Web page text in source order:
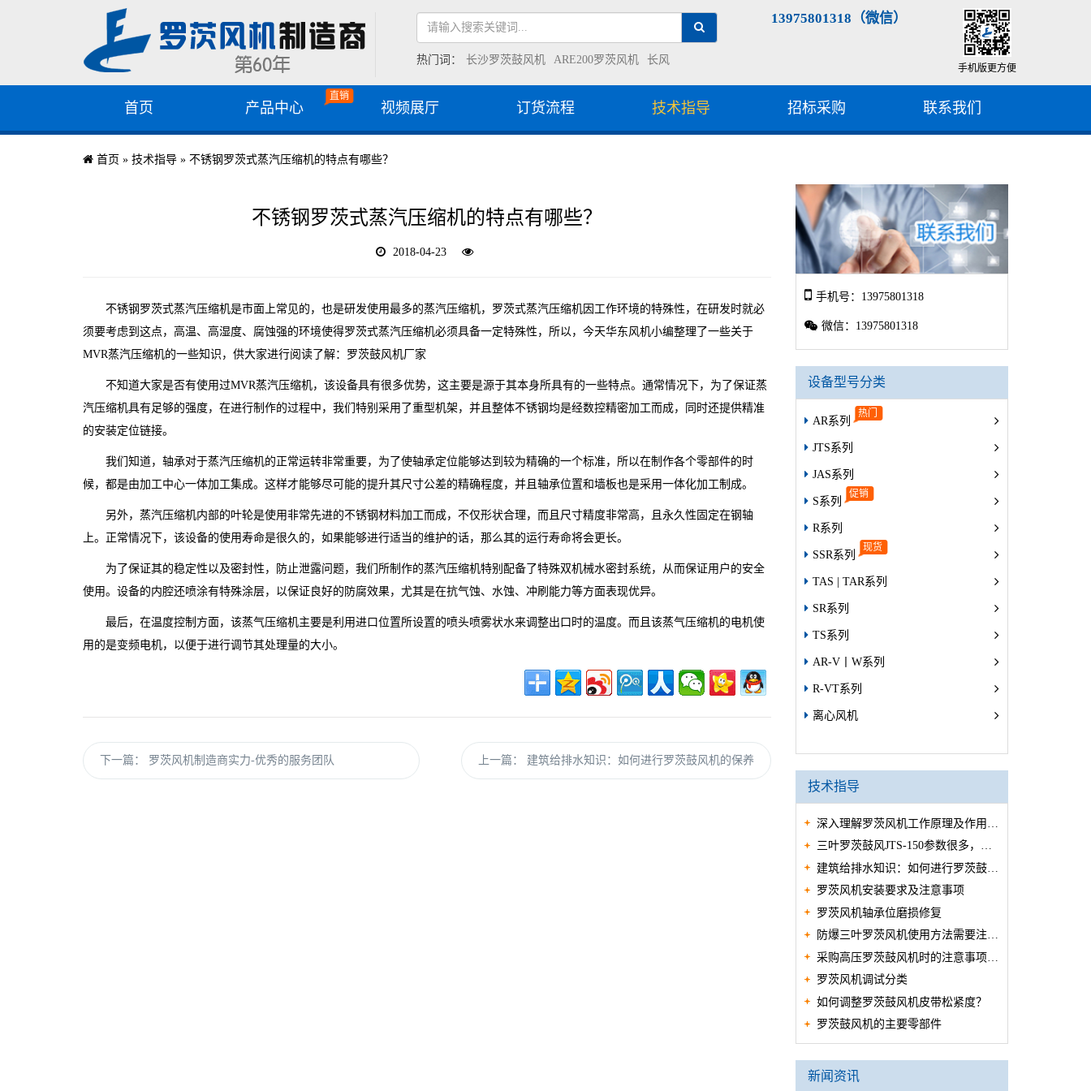
热门词： 长沙罗茨鼓风机 ARE200罗茨风机 长风
13975801318（微信）
手机版更方便
首页 产品中心 视频展厅 订货流程 技术指导 招标采购 联系我们
首页 » 技术指导 » 不锈钢罗茨式蒸汽压缩机的特点有哪些？
不锈钢罗茨式蒸汽压缩机的特点有哪些？
2018-04-23
不锈钢罗茨式蒸汽压缩机是市面上常见的，也是研发使用最多的蒸汽压缩机，罗茨式蒸汽压缩机因工作环境的特殊性，在研发时就必
须要考虑到这点，高温、高湿度、腐蚀强的环境使得罗茨式蒸汽压缩机必须具备一定特殊性，所以，今天华东风机小编整理了一些关于
MVR蒸汽压缩机的一些知识，供大家进行阅读了解：罗茨鼓风机厂家
不知道大家是否有使用过MVR蒸汽压缩机，该设备具有很多优势，这主要是源于其本身所具有的一些特点。通常情况下，为了保证蒸
汽压缩机具有足够的强度，在进行制作的过程中，我们特别采用了重型机架，并且整体不锈钢均是经数控精密加工而成，同时还提供精准
的安装定位链接。
我们知道，轴承对于蒸汽压缩机的正常运转非常重要，为了使轴承定位能够达到较为精确的一个标准，所以在制作各个零部件的时
候，都是由加工中心一体加工集成。这样才能够尽可能的提升其尺寸公差的精确程度，并且轴承位置和墙板也是采用一体化加工制成。
另外，蒸汽压缩机内部的叶轮是使用非常先进的不锈钢材料加工而成，不仅形状合理，而且尺寸精度非常高，且永久性固定在钢轴
上。正常情况下，该设备的使用寿命是很久的，如果能够进行适当的维护的话，那么其的运行寿命将会更长。
为了保证其的稳定性以及密封性，防止泄露问题，我们所制作的蒸汽压缩机特别配备了特殊双机械水密封系统，从而保证用户的安全
使用。设备的内腔还喷涂有特殊涂层，以保证良好的防腐效果，尤其是在抗气蚀、水蚀、冲刷能力等方面表现优异。
最后，在温度控制方面，该蒸气压缩机主要是利用进口位置所设置的喷头喷雾状水来调整出口时的温度。而且该蒸气压缩机的电机使
用的是变频电机，以便于进行调节其处理量的大小。
上一篇： 建筑给排水知识：如何进行罗茨鼓风机的保养
下一篇： 罗茨风机制造商实力-优秀的服务团队
手机号：13975801318
微信：13975801318
设备型号分类
AR系列
JTS系列
JAS系列
S系列
R系列
SSR系列
TAS | TAR系列
SR系列
TS系列
AR-V丨W系列
R-VT系列
离心风机
技术指导
深入理解罗茨风机工作原理及作用用
途
三叶罗茨鼓风JTS-150参数很多，现
在提供给大家
建筑给排水知识：如何进行罗茨鼓风
机的保养
罗茨风机安装要求及注意事项
罗茨风机轴承位磨损修复
防爆三叶罗茨风机使用方法需要注意
事项？
采购高压罗茨鼓风机时的注意事项 5
个重点
罗茨风机调试分类
如何调整罗茨鼓风机皮带松紧度？
罗茨鼓风机的主要零部件
新闻资讯